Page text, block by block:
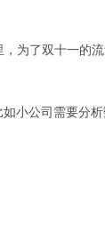
为了双十一的
小公司需要分